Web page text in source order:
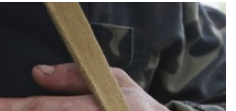
TwitterTelegram